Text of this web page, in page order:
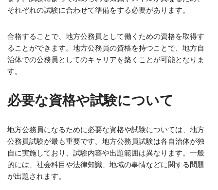
それぞれの試験に合わせて準備をする必要があります。
合格することで、地方公務員として働くための資格を取得す
ることができます。地方公務員の資格を持つことで、地方自
治体での公務員としてのキャリアを築くことが可能となりま
す。
必要な資格や試験について
地方公務員になるために必要な資格や試験については、地方
公務員試験が最も重要です。地方公務員試験は各自治体が独
自に実施しており、試験内容や出題範囲は異なります。一般
的には、社会科目や法律知識、地域の事情などに関する問題
が出題されます。